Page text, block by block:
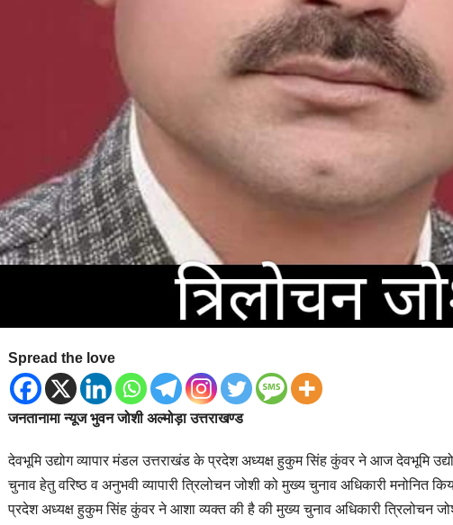
Spread the love
जनतानामा न्यूज भुवन जोशी अल्मोड़ा उत्तराखण्ड
देवभूमि उद्योग व्यापार मंडल उत्तराखंड के प्रदेश अध्यक्ष हुकुम सिंह कुंवर ने आज देवभूमि
चुनाव हेतु वरिष्ठ व अनुभवी व्यापारी त्रिलोचन जोशी को मुख्य चुनाव अधिकारी मनोनित
प्रदेश अध्यक्ष हुकुम सिंह कुंवर ने आशा व्यक्त की है की मुख्य चुनाव अधिकारी त्रिलोचन